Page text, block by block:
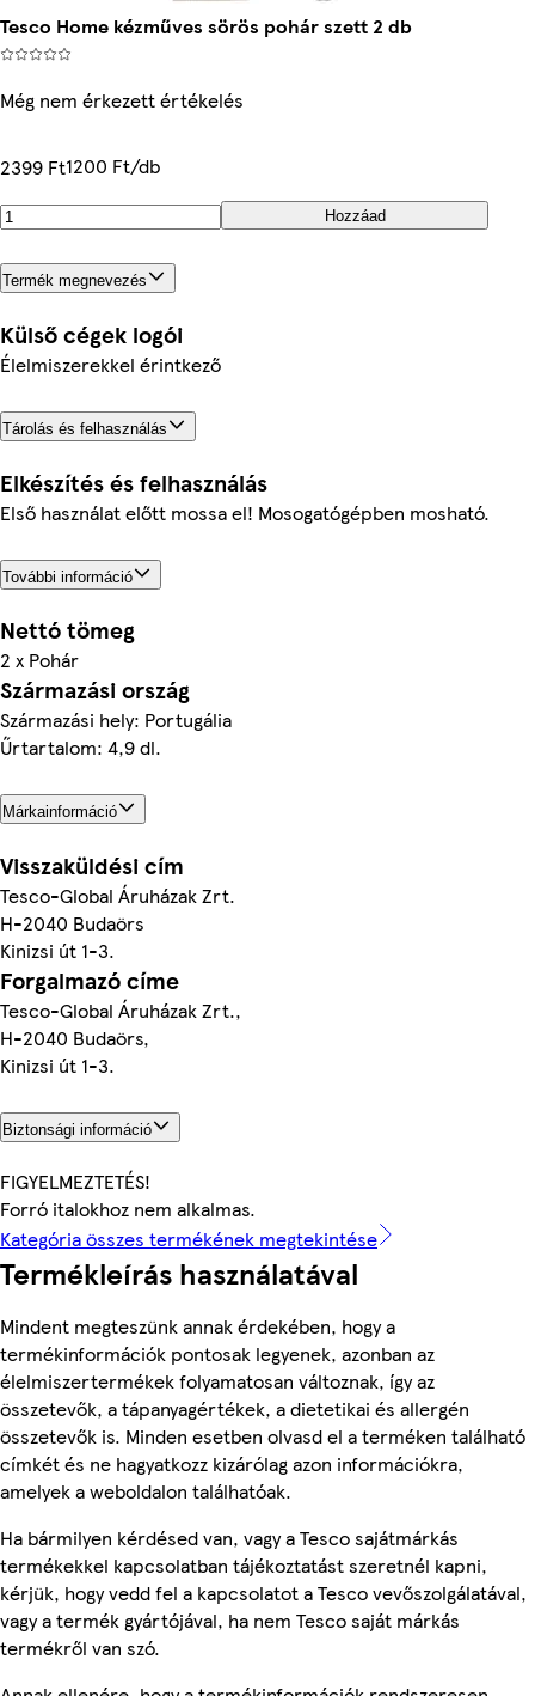
Tesco Home kézműves sörös pohár szett 2 db
Még nem érkezett értékelés
2399 Ft1200 Ft/db
Hozzáad
Termék megnevezés
Külső cégek logói
Élelmiszerekkel érintkező
Tárolás és felhasználás
Elkészítés és felhasználás
Első használat előtt mossa el! Mosogatógépben mosható.
További információ
Nettó tömeg
2 x Pohár
Származási ország
Származási hely: Portugália
Űrtartalom: 4,9 dl.
Márkainformáció
Visszaküldési cím
Tesco-Global Áruházak Zrt.
H-2040 Budaörs
Kinizsi út 1-3.
Forgalmazó címe
Tesco-Global Áruházak Zrt.,
H-2040 Budaörs,
Kinizsi út 1-3.
Biztonsági információ
FIGYELMEZTETÉS!
Forró italokhoz nem alkalmas.
Kategória összes termékének megtekintése
Termékleírás használatával
Mindent megteszünk annak érdekében, hogy a
termékinformációk pontosak legyenek, azonban az
élelmiszertermékek folyamatosan változnak, így az
összetevők, a tápanyagértékek, a dietetikai és allergén
összetevők is. Minden esetben olvasd el a terméken található
címkét és ne hagyatkozz kizárólag azon információkra,
amelyek a weboldalon találhatóak.
Ha bármilyen kérdésed van, vagy a Tesco sajátmárkás
termékekkel kapcsolatban tájékoztatást szeretnél kapni,
kérjük, hogy vedd fel a kapcsolatot a Tesco vevőszolgálatával,
vagy a termék gyártójával, ha nem Tesco saját márkás
termékről van szó.